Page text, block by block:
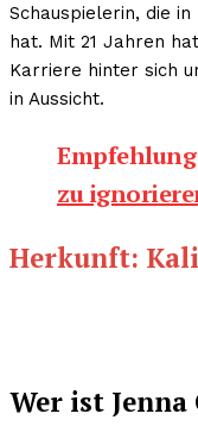
Schauspielerin, die
hat. Mit 21 Jahren
Karriere hinter sich
in Aussicht.
zu
Herkunft:
Wer ist Jenna